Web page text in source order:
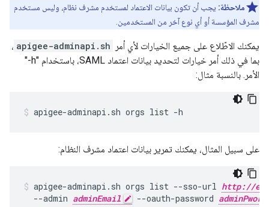
ملاحظة: يجب أن تكون بيانات الاعتماد لمستخدم مشرف نظام، وليس مستخدم
مشرف المؤسسة أو أي نوع آخر من المستخدمين.
يمكنك الاطّلاع على جميع الخيارات لأي أمر apigee-adminapi.sh ،
بما في ذلك أمر خيارات لتحديد بيانات اعتماد SAML، باستخدام "h-"
الأمر. بالنسبة مثال:
apigee-adminapi.sh orgs list -h
على سبيل المثال، يمكنك تمرير بيانات اعتماد مشرف النظام:
apigee-adminapi.sh orgs list --sso-url http://
  --admin
adminEmail --oauth-password adminPword